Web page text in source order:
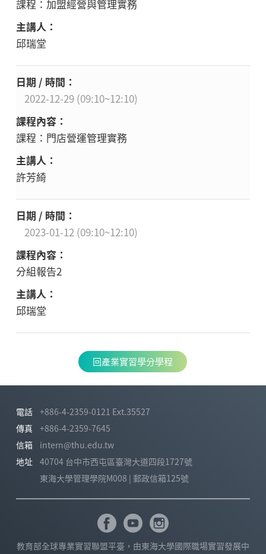
課程：加盟經營與管理實務
邱瑞堂
2022-12-29 (09:10~12:10)
課程：門店營運管理實務
許芳綺
2023-01-12 (09:10~12:10)
分組報告2
邱瑞堂
回產業實習學分學程
電話
+886-4-2359-0121 Ext.35527
傳真
+886-4-2359-7645
信箱
intern@thu.edu.tw
地址
40704 台中市西屯區臺灣大道四段1727號
東海大學管理學院M008 | 郵政信箱125號
教育部全球專業實習聯盟平臺，由東海大學國際職場實習發展中